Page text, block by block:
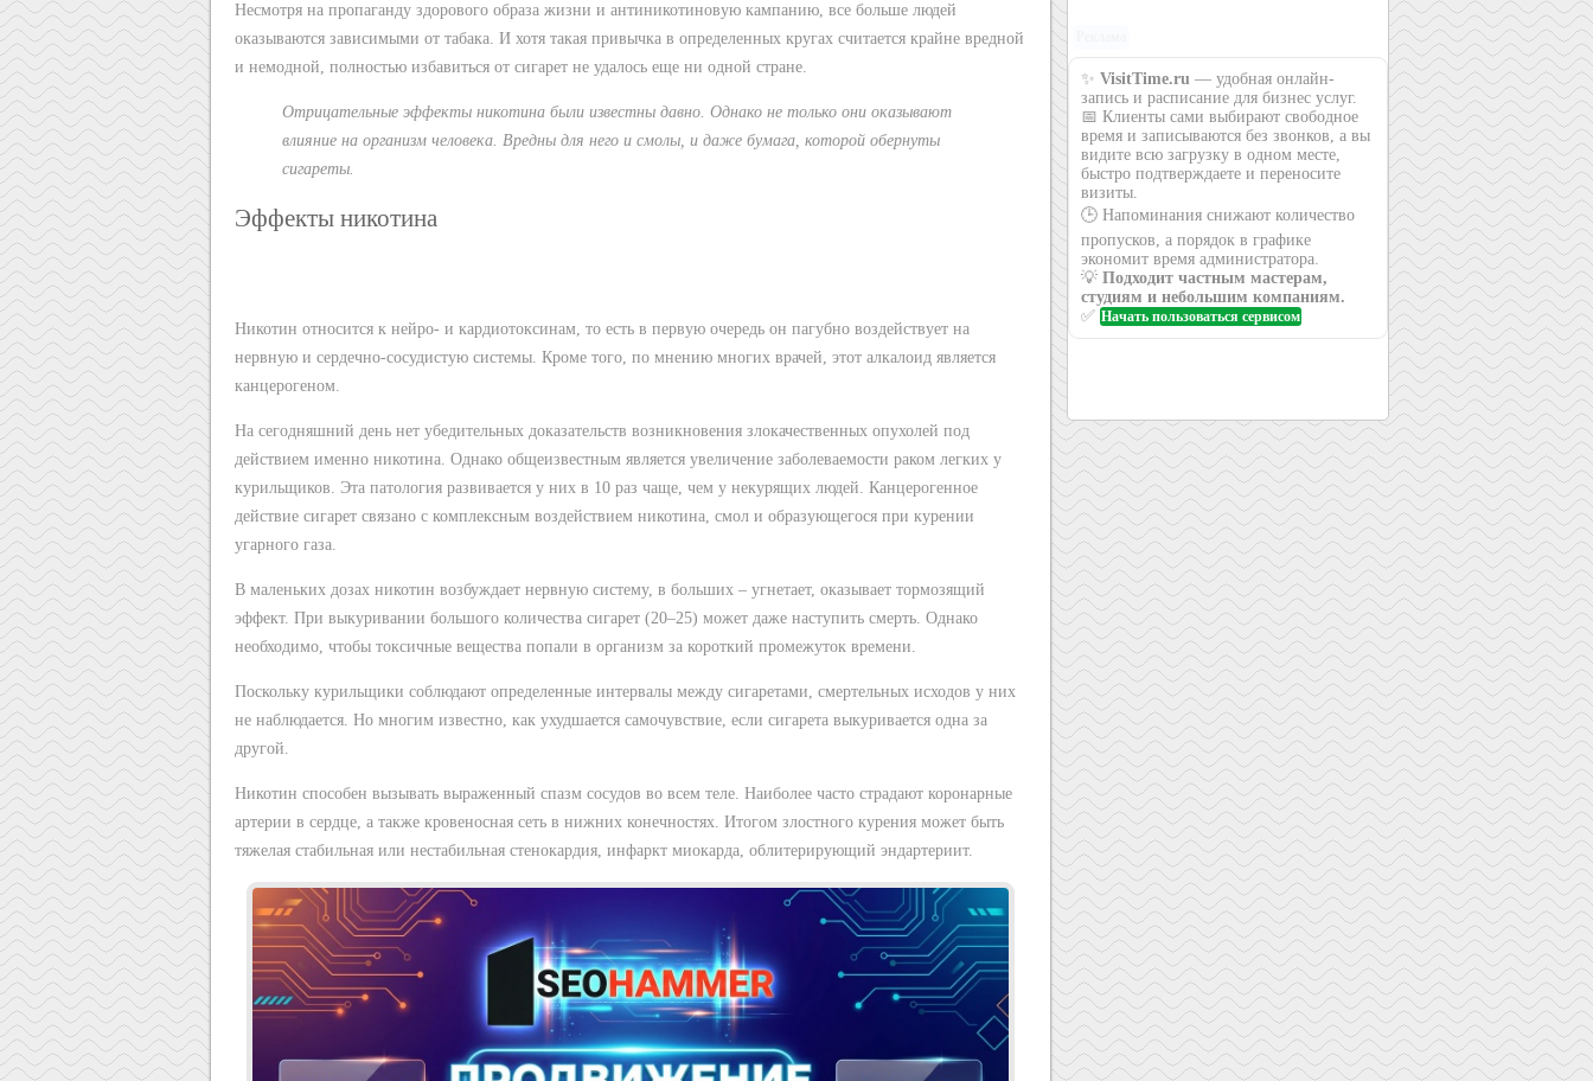
Несмотря на пропаганду здорового образа жизни и антиникотиновую кампанию, все больше людей
оказываются зависимыми от табака. И хотя такая привычка в определенных кругах считается крайне вредной
и немодной, полностью избавиться от сигарет не удалось еще ни одной стране.
Отрицательные эффекты никотина были известны давно. Однако не только они оказывают
влияние на организм человека. Вредны для него и смолы, и даже бумага, которой обернуты
сигареты.
Эффекты никотина
Никотин относится к нейро- и кардиотоксинам, то есть в первую очередь он пагубно воздействует на
нервную и сердечно-сосудистую системы. Кроме того, по мнению многих врачей, этот алкалоид является
канцерогеном.
На сегодняшний день нет убедительных доказательств возникновения злокачественных опухолей под
действием именно никотина. Однако общеизвестным является увеличение заболеваемости раком легких у
курильщиков. Эта патология развивается у них в 10 раз чаще, чем у некурящих людей. Канцерогенное
действие сигарет связано с комплексным воздействием никотина, смол и образующегося при курении
угарного газа.
В маленьких дозах никотин возбуждает нервную систему, в больших – угнетает, оказывает тормозящий
эффект. При выкуривании большого количества сигарет (20–25) может даже наступить смерть. Однако
необходимо, чтобы токсичные вещества попали в организм за короткий промежуток времени.
Поскольку курильщики соблюдают определенные интервалы между сигаретами, смертельных исходов у них
не наблюдается. Но многим известно, как ухудшается самочувствие, если сигарета выкуривается одна за
другой.
Никотин способен вызывать выраженный спазм сосудов во всем теле. Наиболее часто страдают коронарные
артерии в сердце, а также кровеносная сеть в нижних конечностях. Итогом злостного курения может быть
тяжелая стабильная или нестабильная стенокардия, инфаркт миокарда, облитерирующий эндартериит.
✨ VisitTime.ru — удобная онлайн-
запись и расписание для бизнес услуг.
📅 Клиенты сами выбирают свободное
время и записываются без звонков, а вы
видите всю загрузку в одном месте,
быстро подтверждаете и переносите
визиты.
🕒 Напоминания снижают количество
пропусков, а порядок в графике
экономит время администратора.
💡 Подходит частным мастерам,
студиям и небольшим компаниям.
✅ Начать пользоваться сервисом